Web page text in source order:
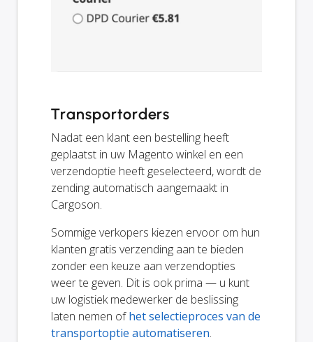
Transportorders
Nadat een klant een bestelling heeft
geplaatst in uw Magento winkel en een
verzendoptie heeft geselecteerd, wordt de
zending automatisch aangemaakt in
Cargoson.
Sommige verkopers kiezen ervoor om hun
klanten gratis verzending aan te bieden
zonder een keuze aan verzendopties
weer te geven. Dit is ook prima — u kunt
uw logistiek medewerker de beslissing
laten nemen ofhet selectieproces van de
transportoptie automatiseren.